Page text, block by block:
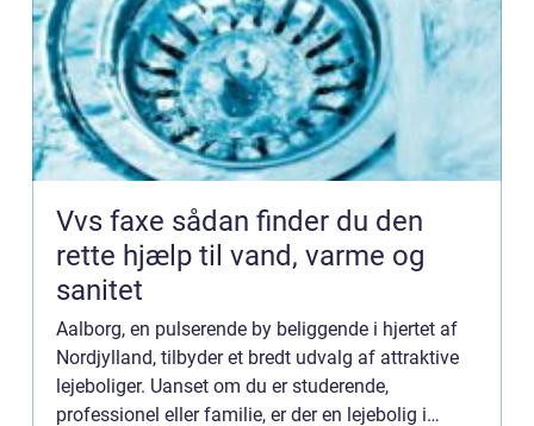
Vvs faxe sådan finder du den
rette hjælp til vand, varme og
sanitet
Aalborg, en pulserende by beliggende i hjertet af
Nordjylland, tilbyder et bredt udvalg af attraktive
lejeboliger. Uanset om du er studerende,
professionel eller familie, er der en lejebolig i